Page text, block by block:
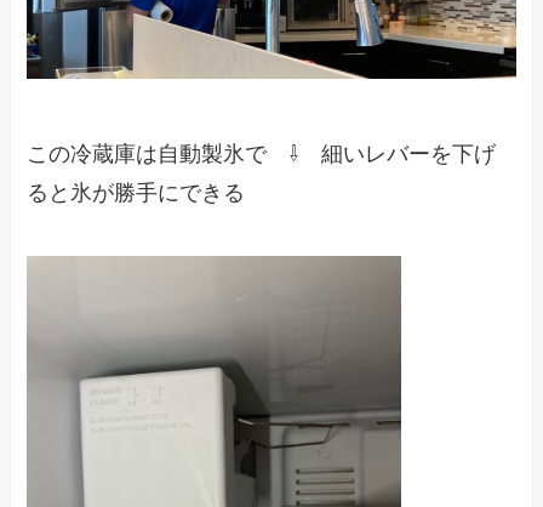
この冷蔵庫は自動製氷で ⇩ 細いレバーを下げ
ると氷が勝手にできる